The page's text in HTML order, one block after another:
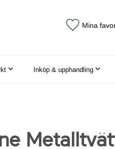
Mina
Inköp & upphandling